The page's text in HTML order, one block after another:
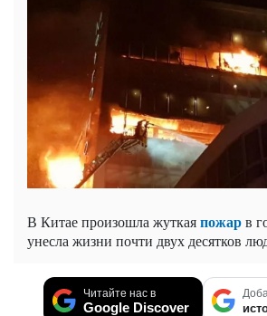
В Китае произошла жуткаяпожарв
унесла жизни почти двух десятков
Читайте нас в
Google Discover